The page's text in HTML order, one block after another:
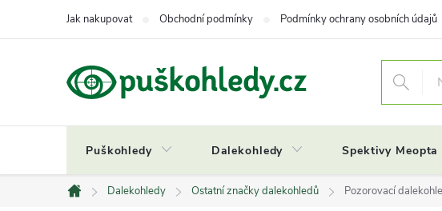
Jak nakupovat Obchodní podmínky Podmínky ochrany osobních údajů
Puškohledy Dalekohledy Spektivy Meopta
Domů
Dalekohledy Ostatní značky dalekohledů Pozorovací